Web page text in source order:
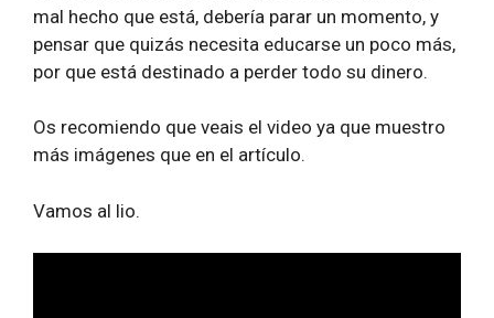
mal hecho que está, debería parar un momento, y
pensar que quizás necesita educarse un poco más,
por que está destinado a perder todo su dinero.
Os recomiendo que veais el video ya que muestro
más imágenes que en el artículo.
Vamos al lio.